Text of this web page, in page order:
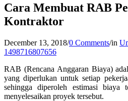
Cara Membuat RAB
Kontraktor
December 13, 2018/0 Comments/in
1498716807656
RAB (Rencana Anggaran Biaya)
yang diperlukan untuk setiap
sehingga diperoleh estimasi biaya
menyelesaikan proyek tersebut.